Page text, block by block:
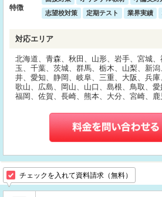
特徴
志望校対策
定期テスト 業界実績
対応エリア
北海道、青森、秋田、山形、岩手、宮城
玉、千葉、茨城、群馬、栃木、山梨、新
井、愛知、静岡、岐阜、三重、大阪、兵
歌山、広島、岡山、山口、島根、鳥取、愛
福岡、佐賀、長崎、熊本、大分、宮崎、
チェックを入れて資料請求（無料）